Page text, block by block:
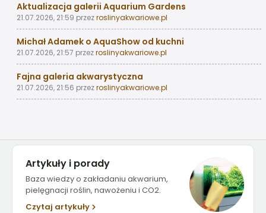
Aktualizacja galerii Aquarium Gardens
21.07.2026, 21:59 przezroslinyakwariowe.pl
Michał Adamek o AquaShow od kuchni
21.07.2026, 21:57 przezroslinyakwariowe.pl
Fajna galeria akwarystyczna
21.07.2026, 21:56 przezroslinyakwariowe.pl
Artykuły i porady
Baza wiedzy o zakładaniu akwarium,
pielęgnacji roślin, nawożeniu i CO2.
Czytaj artykuły